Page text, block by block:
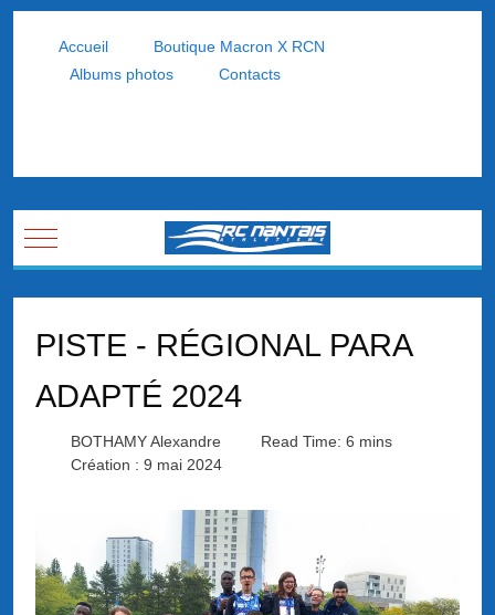
Accueil
Boutique Macron X RCN
Albums photos
Contacts
Mobile Menu Toggle
PISTE - RÉGIONAL PARA
ADAPTÉ 2024
BOTHAMY Alexandre
Read Time: 6 mins
Création : 9 mai 2024